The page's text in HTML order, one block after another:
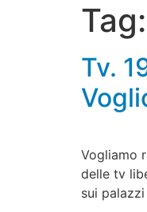
Tag:
Tv.
Vogliamo
delle tv
sui